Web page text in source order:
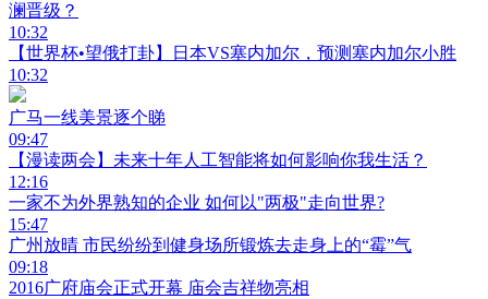
澜晋级？
10:32
【世界杯•望俄打卦】日本VS塞内加尔，预测塞内加尔小胜
10:32
广马一线美景逐个睇
09:47
【漫读两会】未来十年人工智能将如何影响你我生活？
12:16
一家不为外界熟知的企业 如何以"两极"走向世界?
15:47
广州放晴 市民纷纷到健身场所锻炼去走身上的“霉”气
09:18
2016广府庙会正式开幕 庙会吉祥物亮相